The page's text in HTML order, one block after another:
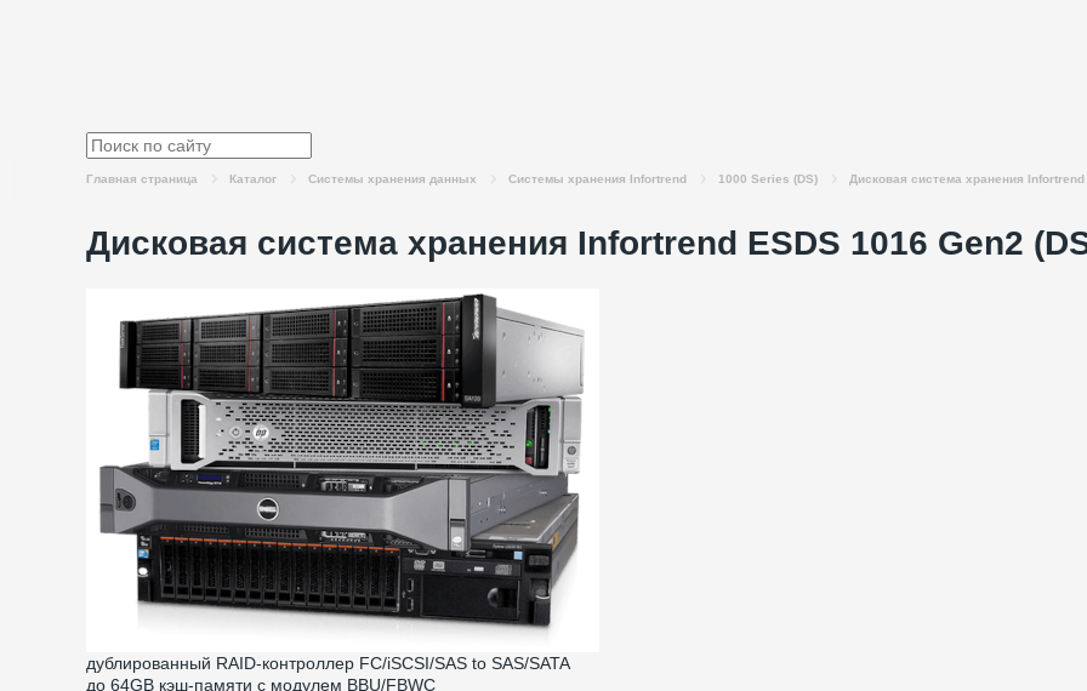
Главная страница Каталог Системы хранения данных Системы хранения Infortrend 1000 Series (DS) Дисковая система хранения
Дисковая система хранения Infortrend ESDS 1016 Gen2
дублированный RAID-контроллер FC/iSCSI/SAS to SAS/SATA
до 64GB кэш-памяти с модулем BBU/FBWC